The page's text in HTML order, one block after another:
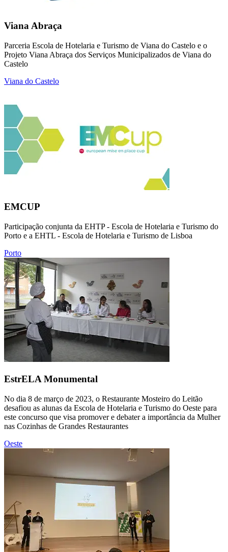
Viana Abraça
Parceria Escola de Hotelaria e Turismo de Viana do Castelo e o
Projeto Viana Abraça dos Serviços Municipalizados de Viana do
Castelo
Viana do Castelo
EMCUP
Participação conjunta da EHTP - Escola de Hotelaria e Turismo do
Porto e a EHTL - Escola de Hotelaria e Turismo de Lisboa
Porto
EstrELA Monumental
No dia 8 de março de 2023, o Restaurante Mosteiro do Leitão
desafiou as alunas da Escola de Hotelaria e Turismo do Oeste para
este concurso que visa promover e debater a importância da Mulher
nas Cozinhas de Grandes Restaurantes
Oeste